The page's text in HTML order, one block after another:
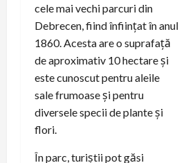
cele mai vechi parcuri din
Debrecen, fiind înființat în anul
1860. Acesta are o suprafață
de aproximativ 10 hectare și
este cunoscut pentru aleile
sale frumoase și pentru
diversele specii de plante și
flori.
În parc, turiștii pot găsi